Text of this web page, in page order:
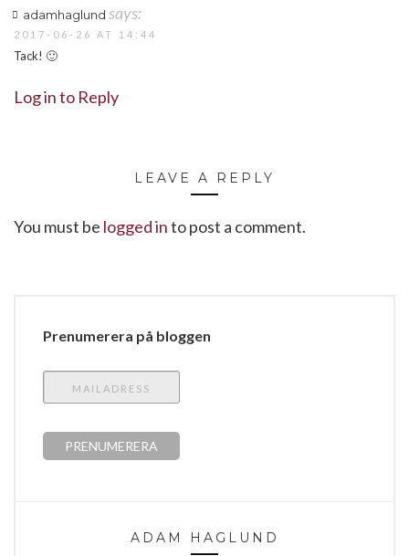
adamhaglund says:
2017-06-26 AT 14:44
Tack! 🙂
Log in to Reply
LEAVE A REPLY
You must be logged into post a comment.
Prenumerera på bloggen
ADAM HAGLUND